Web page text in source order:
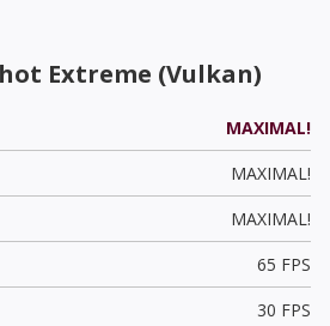
Extreme (Vulkan)
MAXIMAL!
MAXIMAL!
MAXIMAL!
65 FPS
30 FPS